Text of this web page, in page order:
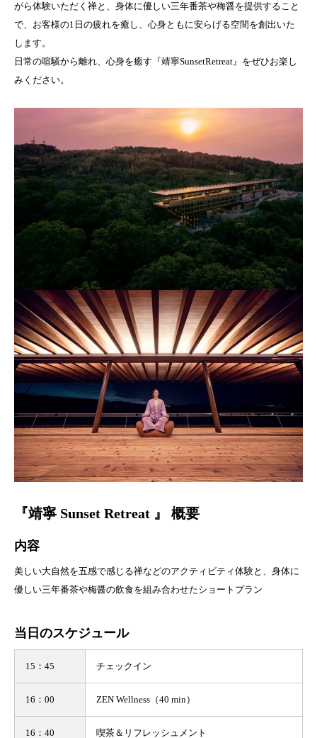
がら体験いただく禅と、身体に優しい三年番茶や梅醤を提供すること
で、お客様の1日の疲れを癒し、心身ともに安らげる空間を創出いた
します。
日常の喧騒から離れ、心身を癒す『靖寧SunsetRetreat』をぜひお楽し
みください。
『靖寧 Sunset Retreat 』 概要
内容
美しい大自然を五感で感じる禅などのアクティビティ体験と、身体に
優しい三年番茶や梅醤の飲食を組み合わせたショートプラン
当日のスケジュール
15：45 チェックイン
16：00 ZEN Wellness（40 min）
16：40 喫茶＆リフレッシュメント